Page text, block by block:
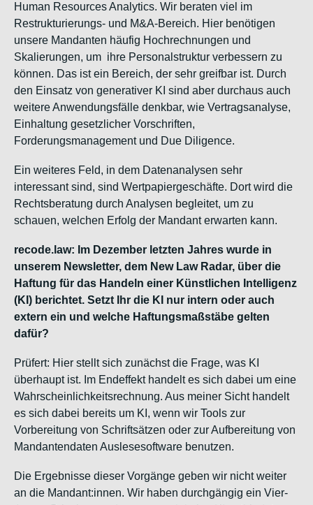
Human Resources Analytics. Wir beraten viel im
Restrukturierungs- und M&A-Bereich. Hier benötigen
unsere Mandanten häufig Hochrechnungen und
Skalierungen, um ihre Personalstruktur verbessern zu
können. Das ist ein Bereich, der sehr greifbar ist. Durch
den Einsatz von generativer KI sind aber durchaus auch
weitere Anwendungsfälle denkbar, wie Vertragsanalyse,
Einhaltung gesetzlicher Vorschriften,
Forderungsmanagement und Due Diligence.
Ein weiteres Feld, in dem Datenanalysen sehr
interessant sind, sind Wertpapiergeschäfte. Dort wird die
Rechtsberatung durch Analysen begleitet, um zu
schauen, welchen Erfolg der Mandant erwarten kann.
recode.law: Im Dezember letzten Jahres wurde in
unserem Newsletter, dem New Law Radar, über die
Haftung für das Handeln einer Künstlichen Intelligenz
(KI) berichtet. Setzt Ihr die KI nur intern oder auch
extern ein und welche Haftungsmaßstäbe gelten
dafür?
Prüfert: Hier stellt sich zunächst die Frage, was KI
überhaupt ist. Im Endeffekt handelt es sich dabei um eine
Wahrscheinlichkeitsrechnung. Aus meiner Sicht handelt
es sich dabei bereits um KI, wenn wir Tools zur
Vorbereitung von Schriftsätzen oder zur Aufbereitung von
Mandantendaten Auslesesoftware benutzen.
Die Ergebnisse dieser Vorgänge geben wir nicht weiter
an die Mandant:innen. Wir haben durchgängig ein Vier-